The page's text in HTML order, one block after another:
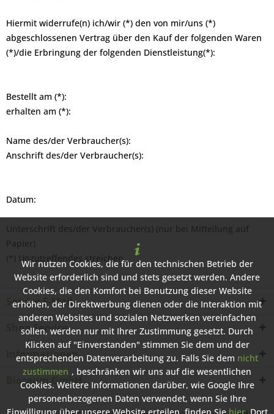
Hiermit widerrufe(n) ich/wir (*) den von mir/uns (*)
abgeschlossenen Vertrag über den Kauf der folgenden Waren
(*)/die Erbringung der folgenden Dienstleistung(*):
Bestellt am (*):
erhalten am (*):
Name des/der Verbraucher(s):
Anschrift des/der Verbraucher(s):
Datum:
Unterschrift des/der Verbraucher(s) (nur bei Mitteilung auf
Papier)
(*) Unzutreffendes streichen.
Service E-Mail
Shop Service
Informationen
Bioraum GmbH
Wir nutzen Cookies, die für den technischen Betrieb der
Website erforderlich sind und stets gesetzt werden. Andere
Cookies, die den Komfort bei Benutzung dieser Website
erhöhen, der Direktwerbung dienen oder die Interaktion mit
anderen Websites und sozialen Netzwerken vereinfachen
sollen, werden nur mit Ihrer Zustimmung gesetzt. Durch
Klicken auf "Einverstanden" stimmen Sie dem und der
entsprechenden Datenverarbeitung zu. Falls Sie dem nicht
zustimmen , beschränken wir uns auf die wesentlichen
Cookies. Weitere Informationen darüber, wie Google Ihre
personenbezogenen Daten verwendet, wenn Sie Ihre